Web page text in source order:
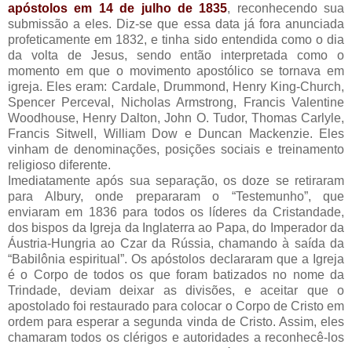
apóstolos em 14 de julho de 1835, reconhecendo sua
submissão a eles. Diz-se que essa data já fora anunciada
profeticamente em 1832, e tinha sido entendida como o dia
da volta de Jesus, sendo então interpretada como o
momento em que o movimento apostólico se tornava em
igreja. Eles eram: Cardale, Drummond, Henry King-Church,
Spencer Perceval, Nicholas Armstrong, Francis Valentine
Woodhouse, Henry Dalton, John O. Tudor, Thomas Carlyle,
Francis Sitwell, William Dow e Duncan Mackenzie. Eles
vinham de denominações, posições sociais e treinamento
religioso diferente.
Imediatamente após sua separação, os doze se retiraram
para Albury, onde prepararam o “Testemunho”, que
enviaram em 1836 para todos os líderes da Cristandade,
dos bispos da Igreja da Inglaterra ao Papa, do Imperador da
Áustria-Hungria ao Czar da Rússia, chamando à saída da
“Babilônia espiritual”. Os apóstolos declararam que a Igreja
é o Corpo de todos os que foram batizados no nome da
Trindade, deviam deixar as divisões, e aceitar que o
apostolado foi restaurado para colocar o Corpo de Cristo em
ordem para esperar a segunda vinda de Cristo. Assim, eles
chamaram todos os clérigos e autoridades a reconhecê-los